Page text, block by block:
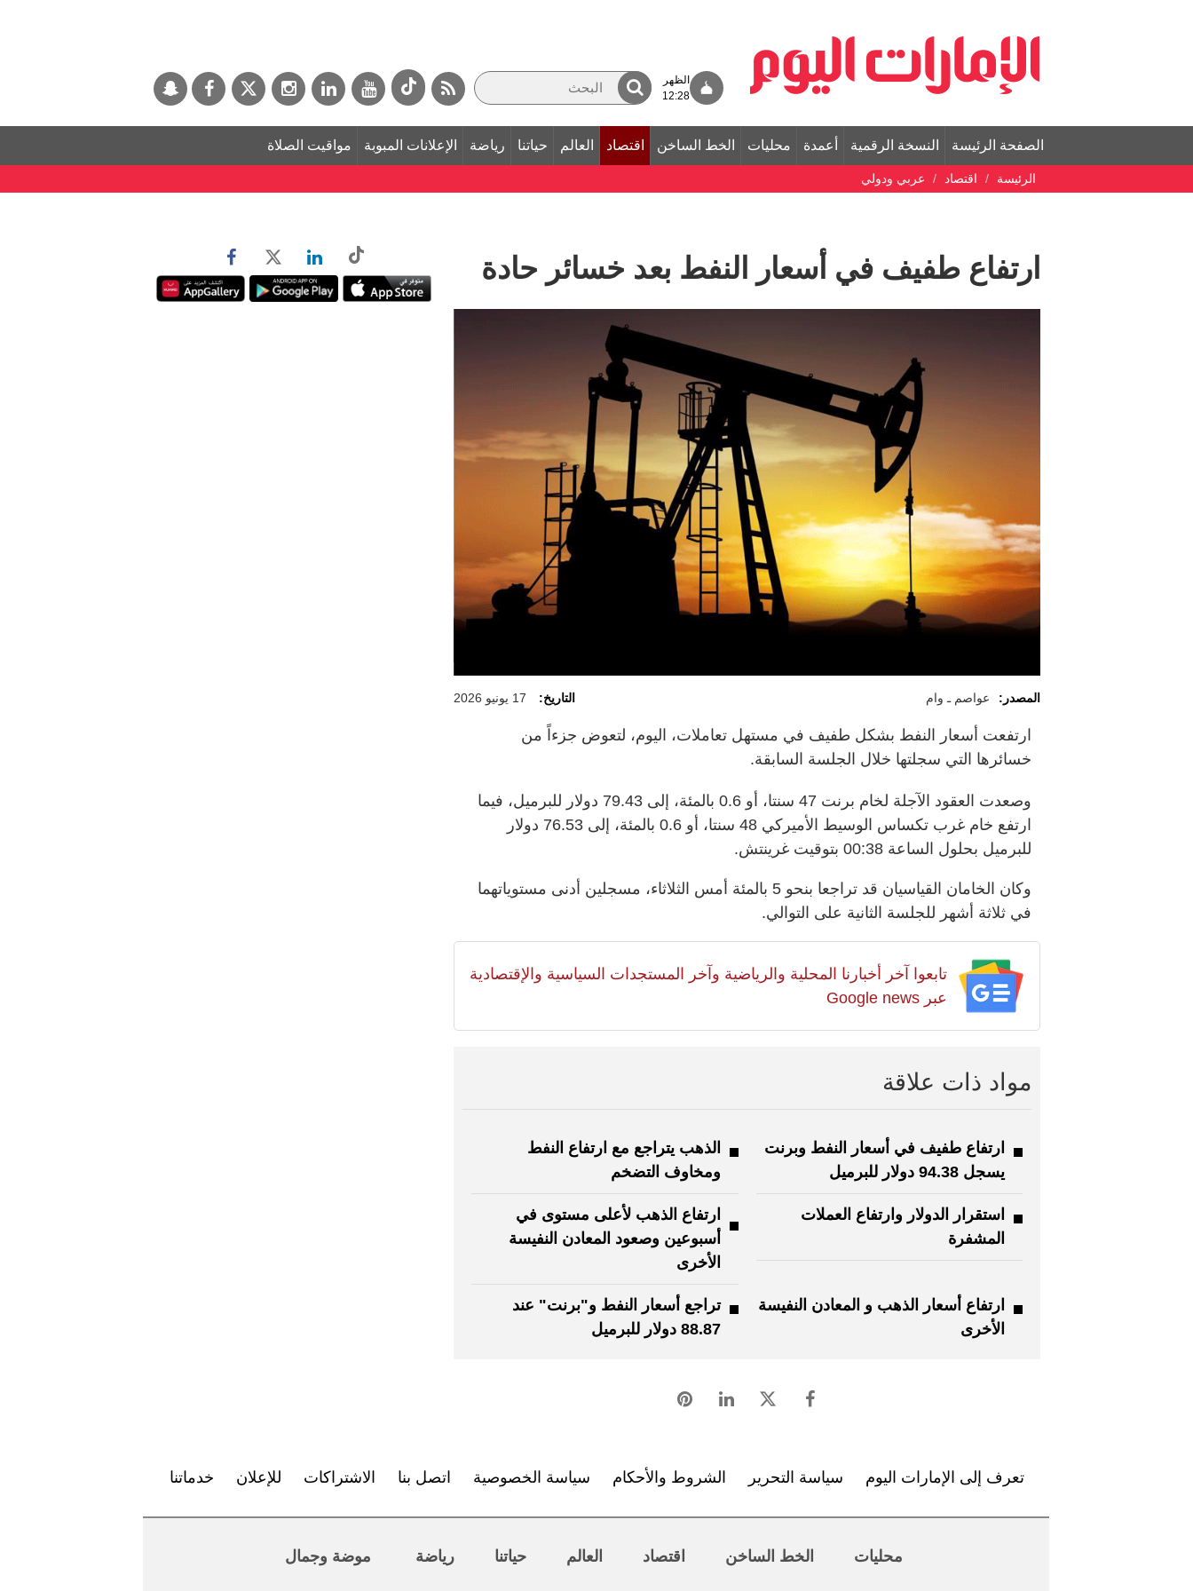
الظهر
12:28
الصفحة الرئيسة النسخة الرقمية أعمدة محليات الخط الساخن اقتصاد العالم حياتنا رياضة الإعلانات المبوبة مواقيت الصلاة
الرئيسة اقتصاد عربي ودولي
ارتفاع طفيف في أسعار النفط بعد خسائر حادة
المصدر: عواصم ـ وام التاريخ: 17 يونيو 2026
ارتفعت أسعار النفط بشكل طفيف في مستهل تعاملات، اليوم، لتعوض جزءاً من
خسائرها التي سجلتها خلال الجلسة السابقة.
وصعدت العقود الآجلة لخام برنت 47 سنتا، أو 0.6 بالمئة، إلى 79.43 دولار للبرميل، فيما
ارتفع خام غرب تكساس الوسيط الأميركي 48 سنتا، أو 0.6 بالمئة، إلى 76.53 دولار
للبرميل بحلول الساعة 00:38 بتوقيت غرينتش.
وكان الخامان القياسيان قد تراجعا بنحو 5 بالمئة أمس الثلاثاء، مسجلين أدنى مستوياتهما
في ثلاثة أشهر للجلسة الثانية على التوالي.
تابعوا آخر أخبارنا المحلية والرياضية وآخر المستجدات السياسية والإقتصادية
عبر Google news
مواد ذات علاقة
ارتفاع طفيف في أسعار النفط وبرنت
يسجل 94.38 دولار للبرميل
الذهب يتراجع مع ارتفاع النفط
ومخاوف التضخم
استقرار الدولار وارتفاع العملات
المشفرة
ارتفاع الذهب لأعلى مستوى في
أسبوعين وصعود المعادن النفيسة
الأخرى
ارتفاع أسعار الذهب و المعادن النفيسة
الأخرى
تراجع أسعار النفط و"برنت" عند
88.87 دولار للبرميل
تعرف إلى الإمارات اليوم سياسة التحرير الشروط والأحكام سياسة الخصوصية اتصل بنا الاشتراكات للإعلان خدماتنا
محليات الخط الساخن اقتصاد العالم حياتنا رياضة موضة وجمال